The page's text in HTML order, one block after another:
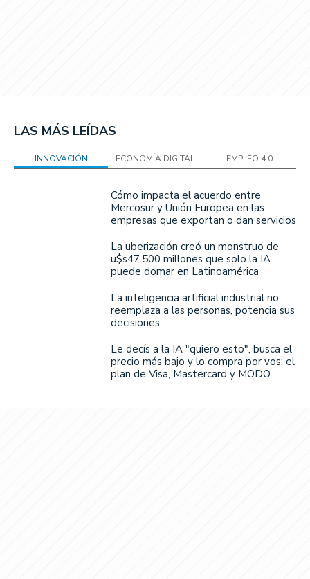
LAS MÁS LEÍDAS
INNOVACIÓN ECONOMÍA DIGITAL EMPLEO 4.0
Cómo impacta el acuerdo entre
Mercosur y Unión Europea en las
empresas que exportan o dan servicios
La uberización creó un monstruo de
u$s47.500 millones que solo la IA
puede domar en Latinoamérica
La inteligencia artificial industrial no
reemplaza a las personas, potencia sus
decisiones
Le decís a la IA "quiero esto", busca el
precio más bajo y lo compra por vos: el
plan de Visa, Mastercard y MODO